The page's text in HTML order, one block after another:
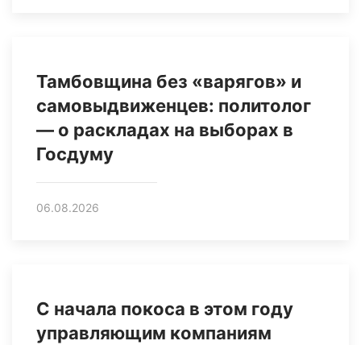
Тамбовщина без «варягов» и
самовыдвиженцев: политолог
— о раскладах на выборах в
Госдуму
06.08.2026
С начала покоса в этом году
управляющим компаниям